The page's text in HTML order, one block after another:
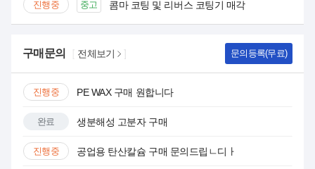
진행중 중고 콤마 코팅 및 리버스 코팅기 매각
진행중
진행중 재고 TPEE 40D 45D 판매합니다
진행중
구매문의 전체보기 문의등록(무료)
진행중 LDPE LLDPE HDPE 재생펠렛 매입
완료 타코닉 테이프 구매 문의
진행중 PE WAX 구매 원합니다
완료 생분해성 고분자 구매
진행중 공업용 탄산칼슘 구매 문의드립ㄴ디ㅏ